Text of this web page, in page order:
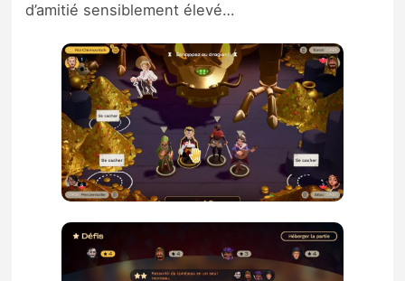
d’amitié sensiblement élevé…